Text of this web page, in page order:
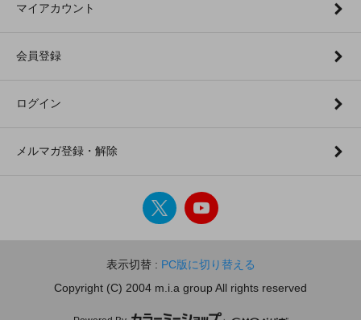
マイアカウント
会員登録
ログイン
メルマガ登録・解除
表示切替 : PC版に切り替える
Copyright (C) 2004 m.i.a group All rights reserved